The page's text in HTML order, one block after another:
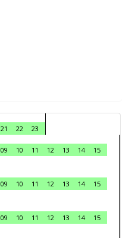
21 22
23
09 10 11 12 13 14
15
09 10 11 12 13 14
15
09 10 11 12 13 14
15